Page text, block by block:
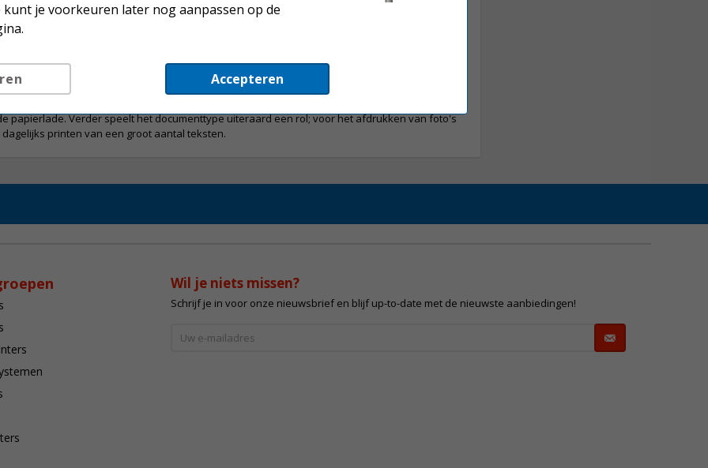
heeft, kunt u bewust kiezen voor de juiste netwerkopties (bekabeld of Wi-Fi netwerk). Ook
papierlade. Verder speelt het documenttype uiteraard een rol; voor het afdrukken van foto's
printen van een groot aantal teksten.
Wil je niets missen?
Schrijf je in voor onze nieuwsbrief en blijf up-to-date met de nieuwste aanbiedingen!
kunt je voorkeuren later nog aanpassen op de
Accepteren